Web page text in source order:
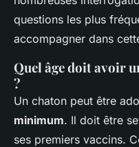
questions les plus
accompagner dans
Quel âge doit avoir
?
Un chaton peut être
minimum. Il doit être
ses premiers vaccins.